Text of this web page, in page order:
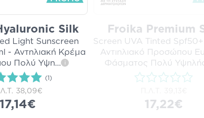
Silk
Light Sunscreen
- Αντηλιακή Κρέμα
Πολύ Υψη... i
(1)
38,09€
17,14€
Froika Premium
Screen UVA Tinted
Αντιηλιακό Προσώπου
Φάσματος Πολύ
17,22€